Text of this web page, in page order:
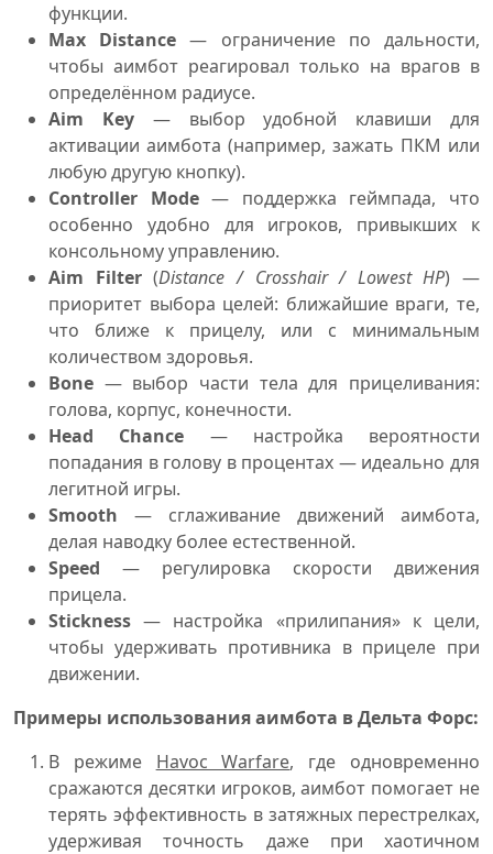
функции.
Max Distance — ограничение по дальности,
чтобы аимбот реагировал только на врагов в
определённом радиусе.
Aim Key— выбор удобной клавиши для
активации аимбота (например, зажать ПКМ или
любую другую кнопку).
Controller Mode— поддержка геймпада, что
особенно удобно для игроков, привыкших к
консольному управлению.
Aim Filter(Distance / Crosshair / Lowest HP) —
приоритет выбора целей: ближайшие враги, те,
что ближе к прицелу, или с минимальным
количеством здоровья.
Bone — выбор части тела для прицеливания:
голова, корпус, конечности.
Head Chance — настройка вероятности
попадания в голову в процентах — идеально для
легитной игры.
Smooth — сглаживание движений аимбота,
делая наводку более естественной.
Speed — регулировка скорости движения
прицела.
Stickness — настройка «прилипания» к цели,
чтобы удерживать противника в прицеле при
движении.
Примеры использования аимбота в Дельта Форс:
В режиме Havoc Warfare, где одновременно
сражаются десятки игроков, аимбот помогает не
терять эффективность в затяжных перестрелках,
удерживая точность даже при хаотичном